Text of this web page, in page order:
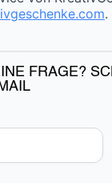
.
FRAGE?